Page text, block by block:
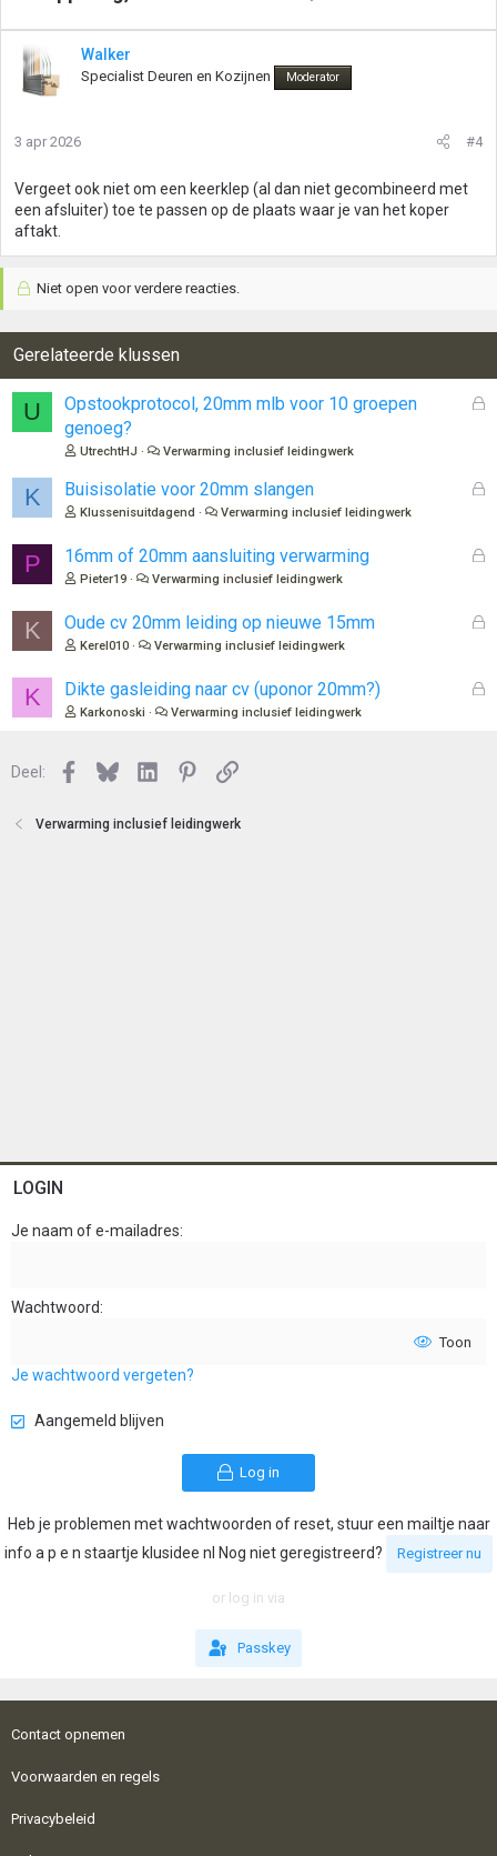
Walker
Specialist Deuren en Kozijnen Moderator
3 apr 2026 #4
Vergeet ook niet om een keerklep (al dan niet gecombineerd met
een afsluiter) toe te passen op de plaats waar je van het koper
aftakt.
Niet open voor verdere reacties.
Gerelateerde klussen
U
G
o
Opstookprotocol, 20mm mlb voor 10 groepen
genoeg?
UtrechtHJ Verwarming inclusief leidingwerk
K
G
n
Buisisolatie voor 20mm slangen
Klussenisuitdagend Verwarming inclusief leidingwerk
P
G
n
16mm of 20mm aansluiting verwarming
Pieter19 Verwarming inclusief leidingwerk
K
G
Oude cv 20mm leiding op nieuwe 15mm
Kerel010 Verwarming inclusief leidingwerk
K
G
Dikte gasleiding naar cv (uponor 20mm?)
Karkonoski Verwarming inclusief leidingwerk
Deel: Facebook
BlueskyLinkedInPinterest
Link
Verwarming inclusief leidingwerk
LOGIN
Je naam of e-mailadres
Wachtwoord
Toon
Je wachtwoord vergeten?
Aangemeld blijven
Log in
Heb je problemen met wachtwoorden of reset, stuur een mailtje naar
info a p e n staartje klusidee nl Nog niet geregistreerd?
Registreer nu
or log in via
Passkey
Contact opnemen
Voorwaarden en regels
Privacybeleid